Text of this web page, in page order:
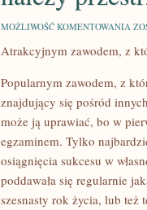
MOŻLIWOŚĆ KOMENTOWANIA W
Atrakcyjnym zawodem, z
Popularnym zawodem, z
znajdujący się pośród
może ją uprawiać, bo w
egzaminem. Tylko
osiągnięcia sukcesu w
poddawała się regularnie
szesnasty rok życia, lub też